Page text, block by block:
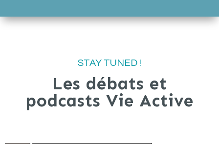
STAY TUNED !
Les débats et
podcasts Vie Active